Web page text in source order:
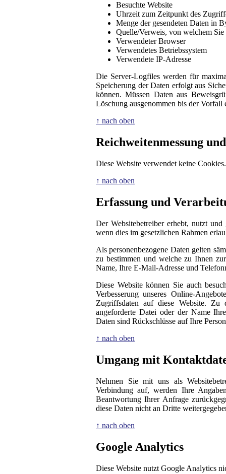
Besuchte Website
Uhrzeit zum Zeitpunkt des
Menge der gesendeten Daten in
Quelle/Verweis, von welchem Sie
Verwendeter Browser
Verwendetes Betriebssystem
Verwendete IP-Adresse
Die Server-Logfiles werden für
Speicherung der Daten erfolgt aus
können. Müssen Daten aus
Löschung ausgenommen bis der Vorfall
↑ nach oben
Reichweitenmessung
Diese Website verwendet keine Cookies.
↑ nach oben
Erfassung und
Der Websitebetreiber erhebt, nutzt
wenn dies im gesetzlichen Rahmen
Als personenbezogene Daten gelten
zu bestimmen und welche zu Ihnen
Name, Ihre E-Mail-Adresse und
Diese Website können Sie auch
Verbesserung unseres Online-
Zugriffsdaten auf diese Website.
angeforderte Datei oder der Name
Daten sind Rückschlüsse auf Ihre
↑ nach oben
Umgang mit
Nehmen Sie mit uns als
Verbindung auf, werden Ihre
Beantwortung Ihrer Anfrage
diese Daten nicht an Dritte
↑ nach oben
Google Analytics
Diese Website nutzt Google Analytics